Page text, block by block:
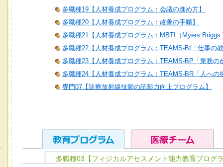
多職種19【人材養成プログラム：会議の進め方】
多職種20【人材養成プログラム：改善の手順】
多職種21【人材養成プログラム：MBTI（Myers
多職種22【人材養成プログラム：TEAMS-BI「仕事の
多職種23【人材養成プログラム：TEAMS-BP「業務の
多職種24【人材養成プログラム：TEAMS-BR「人への
専門07【診療放射線技師の読影力向上プログラム】
多職種03【フィジカルアセスメント能力教育プログ